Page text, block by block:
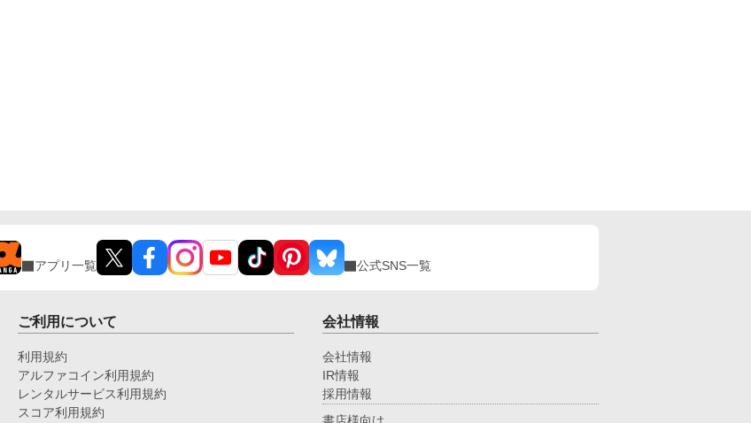
アプリ一覧 公式SNS一覧
ご利用について
利用規約
アルファコイン利用規約
レンタルサービス利用規約
スコア利用規約
会社情報
会社情報
IR情報
採用情報